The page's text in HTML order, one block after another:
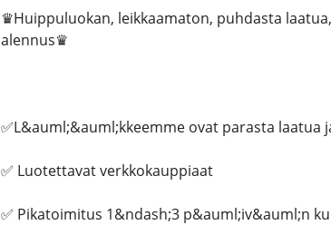
♛Huippuluokan, leikkaamaton, puhdasta
alennus♛
✅L&auml;&auml;kkeemme ovat parasta laatua
✅ Luotettavat verkkokauppiaat
✅ Pikatoimitus 1&ndash;3 p&auml;iv&auml;n